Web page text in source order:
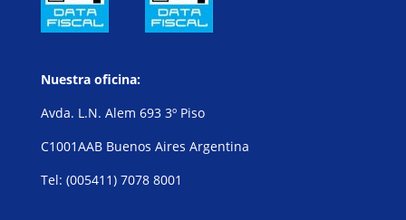
Nuestra oficina:
Avda. L.N. Alem 693 3º Piso
C1001AAB Buenos Aires Argentina
Tel: (005411) 7078 8001